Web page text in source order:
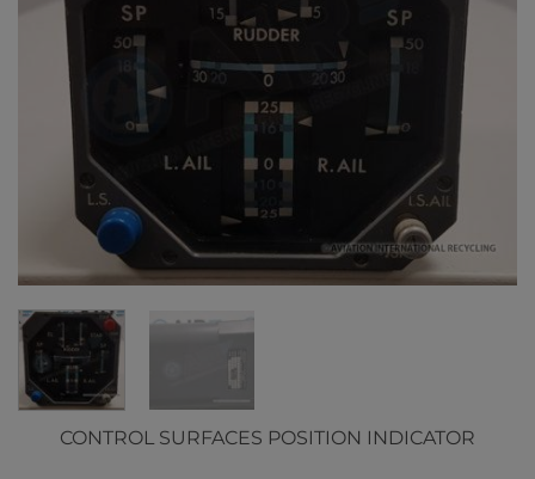
CONTROL SURFACES POSITION INDICATOR